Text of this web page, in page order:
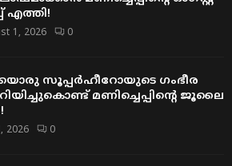
എത്തി!
1, 2026 0
സൂപ്പർഹീറോയുടെ ഗംഭീര
മണിച്ചെപ്പിന്റെ ജൂലൈ
2026 0